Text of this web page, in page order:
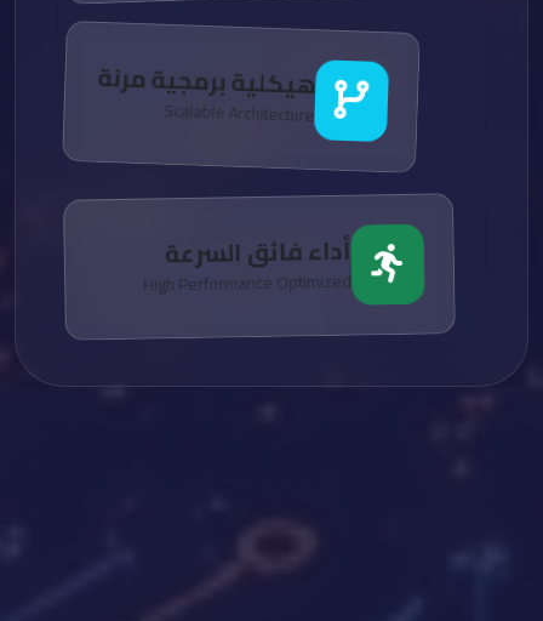
هيكلية برمجية مرنة
Scalable Architecture
أداء فائق السرعة
High Performance Optimized